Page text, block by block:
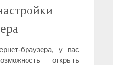
браузера, у вас
открыть